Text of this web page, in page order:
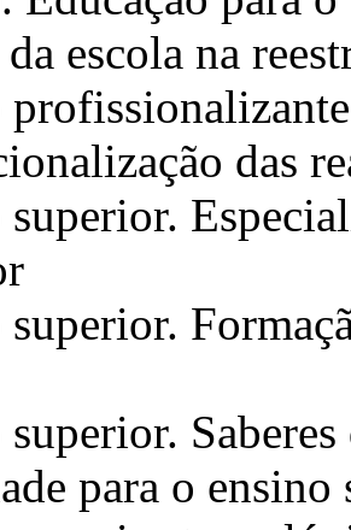
escola na
das
para o ensino